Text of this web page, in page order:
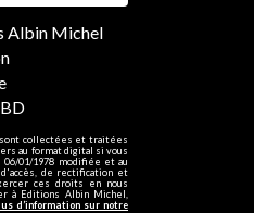
Albin Michel
collectées et traitées
au format digital si vous
01/1978 modifiée et au
de rectification et
ces droits en nous
à Editions Albin Michel,
d’information sur notre